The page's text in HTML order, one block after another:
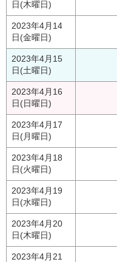
日(木曜日)
2023年4月14
日(金曜日)
2023年4月15
日(土曜日)
2023年4月16
日(日曜日)
2023年4月17
日(月曜日)
2023年4月18
日(火曜日)
2023年4月19
日(水曜日)
2023年4月20
日(木曜日)
2023年4月21